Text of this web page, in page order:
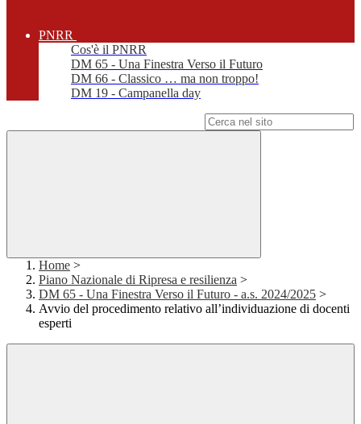
PNRR
Cos'è il PNRR
DM 65 - Una Finestra Verso il Futuro
DM 66 - Classico … ma non troppo!
DM 19 - Campanella day
Home >
Piano Nazionale di Ripresa e resilienza >
DM 65 - Una Finestra Verso il Futuro - a.s. 2024/2025 >
Avvio del procedimento relativo all’individuazione di docenti
esperti